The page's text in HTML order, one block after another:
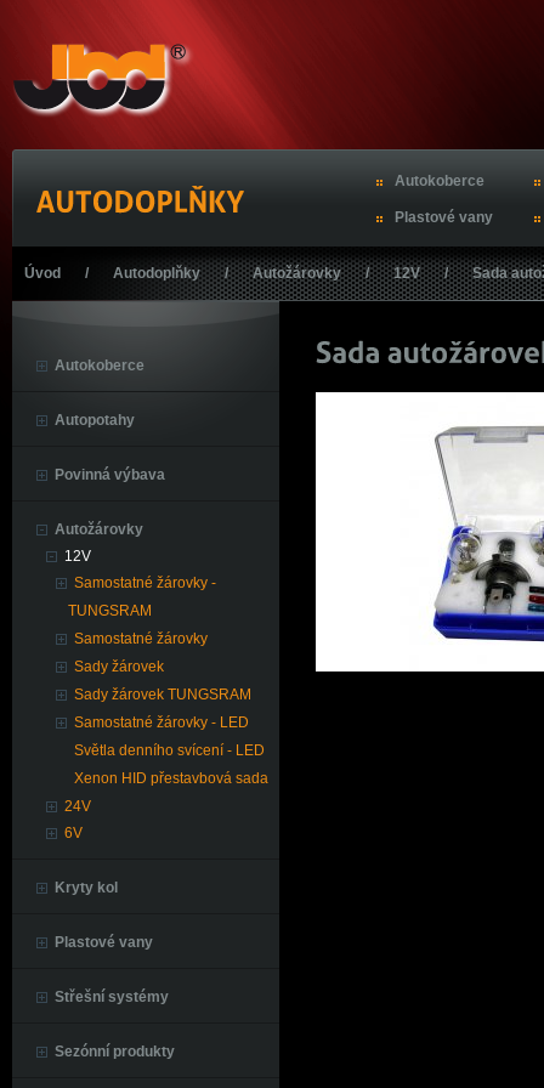
Autokoberce
Plastové vany
Úvod / Autodoplňky / Autožárovky / 12V / Sada
Autokoberce
Autopotahy
Povinná výbava
Autožárovky
12V
Samostatné žárovky -
TUNGSRAM
Samostatné žárovky
Sady žárovek
Sady žárovek TUNGSRAM
Samostatné žárovky - LED
Světla denního svícení - LED
Xenon HID přestavbová sada
24V
6V
Kryty kol
Plastové vany
Střešní systémy
Sezónní produkty